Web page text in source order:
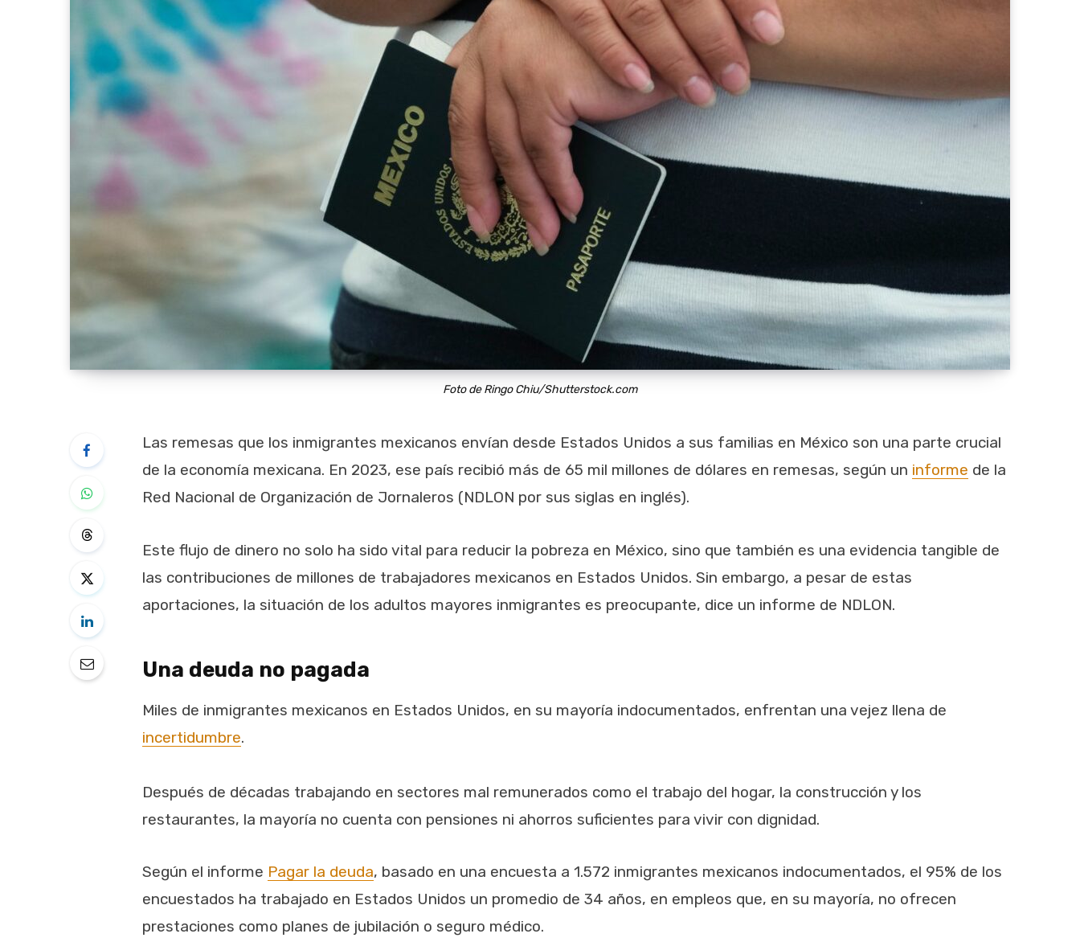
Foto de Ringo Chiu/Shutterstock.com
Las remesas que los inmigrantes mexicanos envían desde Estados Unidos a sus familias en México son una parte crucial
de la economía mexicana. En 2023, ese país recibió más de 65 mil millones de dólares en remesas, según un informe de la
Red Nacional de Organización de Jornaleros (NDLON por sus siglas en inglés).
Este flujo de dinero no solo ha sido vital para reducir la pobreza en México, sino que también es una evidencia tangible de
las contribuciones de millones de trabajadores mexicanos en Estados Unidos. Sin embargo, a pesar de estas
aportaciones, la situación de los adultos mayores inmigrantes es preocupante, dice un informe de NDLON.
Una deuda no pagada
Miles de inmigrantes mexicanos en Estados Unidos, en su mayoría indocumentados, enfrentan una vejez llena de
incertidumbre.
Después de décadas trabajando en sectores mal remunerados como el trabajo del hogar, la construcción y los
restaurantes, la mayoría no cuenta con pensiones ni ahorros suficientes para vivir con dignidad.
Según el informe Pagar la deuda, basado en una encuesta a 1.572 inmigrantes mexicanos indocumentados, el 95% de los
encuestados ha trabajado en Estados Unidos un promedio de 34 años, en empleos que, en su mayoría, no ofrecen
prestaciones como planes de jubilación o seguro médico.